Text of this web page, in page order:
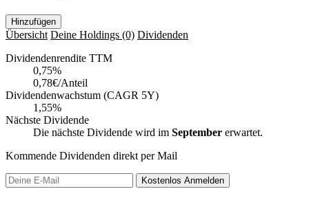
Hinzufügen
Übersicht Deine Holdings (0) Dividenden
Dividendenrendite TTM
0,75%
0,78€/Anteil
Dividendenwachstum (CAGR 5Y)
1,55%
Nächste Dividende
Die nächste Dividende wird im September erwartet.
Kommende Dividenden direkt per Mail
Kostenlos Anmelden